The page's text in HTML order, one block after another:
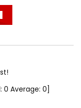
0 Average: 0]